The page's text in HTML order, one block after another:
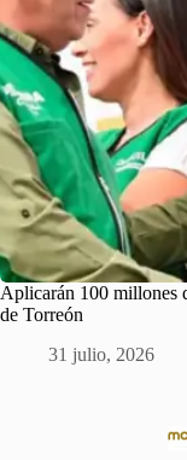
Aplicarán 100 millones
de Torreón
31 julio, 2026